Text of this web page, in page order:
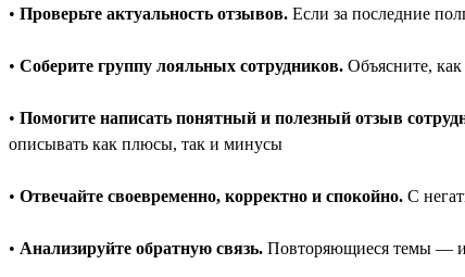
• Проверьте актуальность отзывов. Если за последние
• Соберите группу лояльных сотрудников. Объясните,
• Помогите написать понятный и полезный отзыв
описывать как плюсы, так и минусы
• Отвечайте своевременно, корректно и спокойно. С
• Анализируйте обратную связь. Повторяющиеся темы —